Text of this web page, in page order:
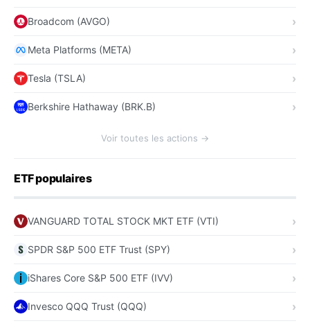
Broadcom (AVGO)
Meta Platforms (META)
Tesla (TSLA)
Berkshire Hathaway (BRK.B)
Voir toutes les actions →
ETF populaires
VANGUARD TOTAL STOCK MKT ETF (VTI)
SPDR S&P 500 ETF Trust (SPY)
iShares Core S&P 500 ETF (IVV)
Invesco QQQ Trust (QQQ)